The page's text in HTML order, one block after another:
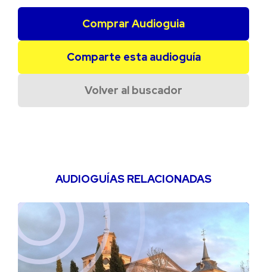
Comprar Audioguia
Comparte esta audioguía
Volver al buscador
AUDIOGUÍAS RELACIONADAS